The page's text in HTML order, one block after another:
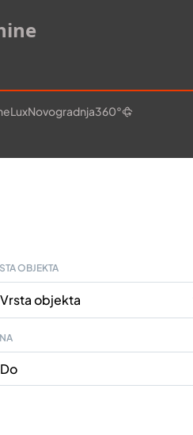
LuxNovogradnja360°
OBJEKTA